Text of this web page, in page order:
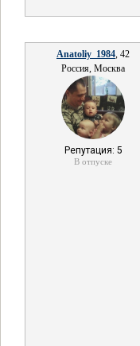
Anatoliy_1984, 42
Россия, Москва
Репутация: 5
В отпуске